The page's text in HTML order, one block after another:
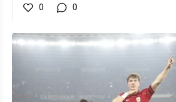
0 0
Resmi Lolos ke Ronde 4